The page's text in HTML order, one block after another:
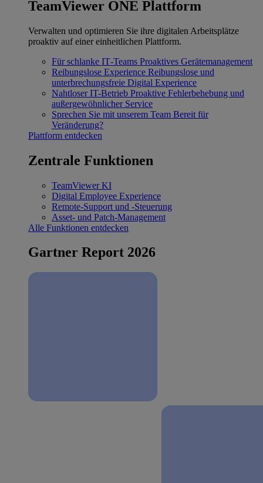
TeamViewer ONE Plattform
Verwalten und optimieren Sie ihre digitalen Arbeitsplätze
proaktiv auf einer einheitlichen Plattform.
Für schlanke IT‐Teams Proaktives Gerätemanagement
Reibungslose Experience Reibungslose und
unterbrechungsfreie Digital Experience
Nahtloser IT-Betrieb Proaktive Fehlerbehebung und
außergewöhnlicher Service
Sprechen Sie mit unserem Team Bereit für
Veränderung?
Plattform entdecken
Zentrale Funktionen
TeamViewer KI
Digital Employee Experience
Remote-Support und -Steuerung
Asset- und Patch-Management
Alle Funktionen entdecken
Gartner Report 2026